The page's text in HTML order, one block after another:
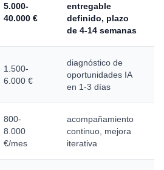
5.000-
40.000 €
entregable
definido, plazo
de 4-14 semanas
1.500-
6.000 €
diagnóstico de
oportunidades IA
en 1-3 días
800-
8.000
€/mes
acompañamiento
continuo, mejora
iterativa